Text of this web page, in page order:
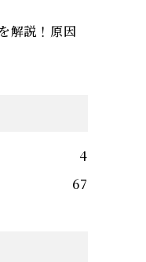
解説！原因
4
67